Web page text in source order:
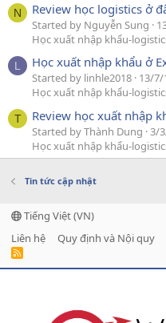
N Review học logistics ở
Started by Nguyễn Sung
Học xuất nhập khẩu-
L Học xuất nhập khẩu ở
Started by linhle2018 13/7/
Học xuất nhập khẩu-
T Review học xuất nhập
Started by Thành Dung 3/
Học xuất nhập khẩu-
Tin tức cập nhật
Tiếng Việt (VN)
Liên hệ
Quy định và Nội quy
R